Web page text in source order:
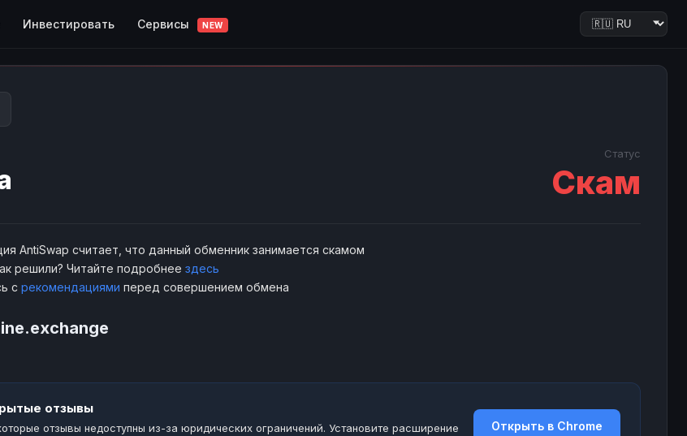
Инвестировать Сервисы NEW
Статус
Скам
AntiSwap считает, что данный обменник занимается скамом
решили? Читайте подробнее здесь
с рекомендациями перед совершением обмена
отзывы
отзывы недоступны из-за юридических ограничений. Установите расширение
Открыть в Chrome